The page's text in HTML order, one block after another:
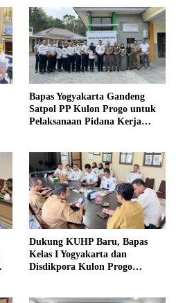
Bapas Yogyakarta Gandeng
Satpol PP Kulon Progo untuk
Pelaksanaan Pidana Kerja
Dukung KUHP Baru, Bapas
Kelas I Yogyakarta dan
Disdikpora Kulon Progo